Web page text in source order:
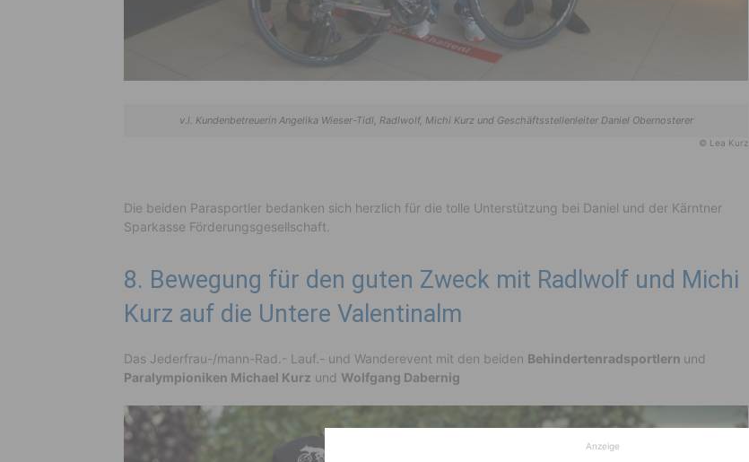
v.l. Kundenbetreuerin Angelika Wieser-Tidl, Radlwolf, Michi Kurz und Geschäftsstellenleiter Daniel Obernosterer
© Lea Kurz
Die beiden Parasportler bedanken sich herzlich für die tolle Unterstützung bei Daniel und der Kärntner
Sparkasse Förderungsgesellschaft.
8. Bewegung für den guten Zweck mit Radlwolf und Michi
Kurz auf die Untere Valentinalm
Das Jederfrau-/mann-Rad.- Lauf.- und Wanderevent mit den beiden Behindertenradsportlern und
Paralympioniken Michael Kurz und Wolfgang Dabernig
Anzeige